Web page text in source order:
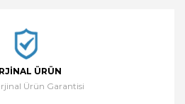
ÜRÜN
Ürün Garantisi